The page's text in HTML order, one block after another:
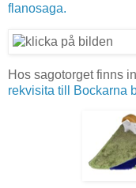
flanosaga.
Hos sagotorget finns
rekvisita till Bockarna